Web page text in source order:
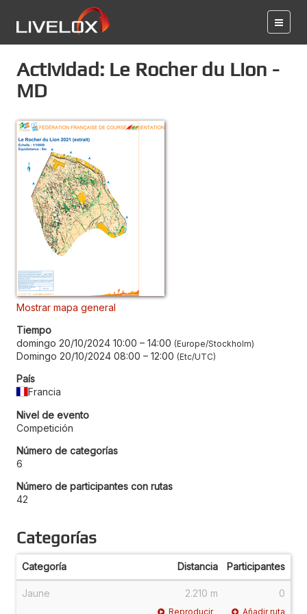
Actividad: Le Rocher du Lion -
MD
Mostrar mapa general
Tiempo
domingo 20/10/2024 10:00 – 14:00 Europe/Stockholm
Domingo 20/10/2024 08:00 – 12:00 Etc/UTC
País
Francia
Nivel de evento
Competición
Número de categorías
6
Número de participantes con rutas
42
Categorías
Categoría Distancia Participantes
Jaune 2.210 m 0
Reproducir Añadir ruta